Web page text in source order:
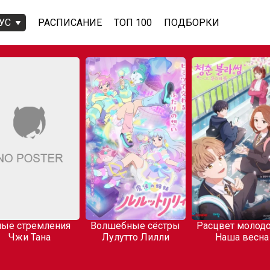
РАСПИСАНИЕ ТОП 100 ПОДБОРКИ
стремления
Чжи Тана
Волшебные сёстры
Лулутто Лилли
Расцвет
Наша весна